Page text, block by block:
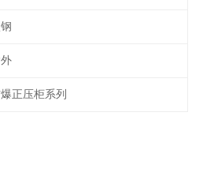
正压柜系列